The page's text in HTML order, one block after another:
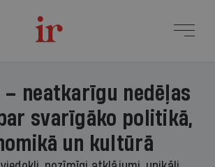
– neatkarīgu nedēļas
svarīgāko politikā,
un kultūrā